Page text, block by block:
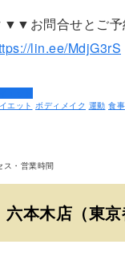
お問合せとご
lin.ee/MdjG3rS
エット ボディメイク 運動 食事
ス・営業時間
六本木店（東京